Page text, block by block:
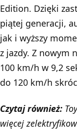
Edition. Dzięki
piątej generacji,
jak i wyższy
z jazdy. Z nowym
100 km/h w 9,2
do 120 km/h
Czytaj również:
więcej